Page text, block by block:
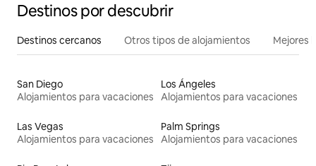
Destinos por descubrir
Destinos cercanos Otros tipos de alojamientos Mejores
San Diego
Alojamientos para vacaciones
Los Ángeles
Alojamientos para vacaciones
Las Vegas
Alojamientos para vacaciones
Palm Springs
Alojamientos para vacaciones